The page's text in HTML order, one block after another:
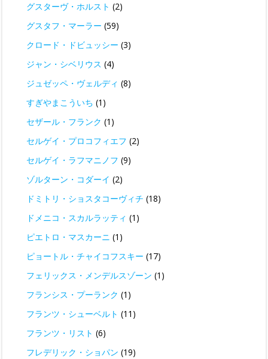
グスターヴ・ホルスト (2)
グスタフ・マーラー (59)
クロード・ドビュッシー (3)
ジャン・シベリウス (4)
ジュゼッペ・ヴェルディ (8)
すぎやまこういち (1)
セザール・フランク (1)
セルゲイ・プロコフィエフ (2)
セルゲイ・ラフマニノフ (9)
ゾルターン・コダーイ (2)
ドミトリ・ショスタコーヴィチ (18)
ドメニコ・スカルラッティ (1)
ピエトロ・マスカーニ (1)
ピョートル・チャイコフスキー (17)
フェリックス・メンデルスゾーン (1)
フランシス・プーランク (1)
フランツ・シューベルト (11)
フランツ・リスト (6)
フレデリック・ショパン (19)